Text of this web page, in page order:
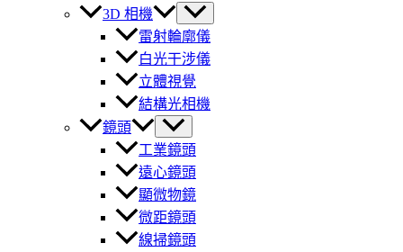
3D 相機
雷射輪廓儀
白光干涉儀
立體視覺
結構光相機
鏡頭
工業鏡頭
遠心鏡頭
顯微物鏡
微距鏡頭
線掃鏡頭